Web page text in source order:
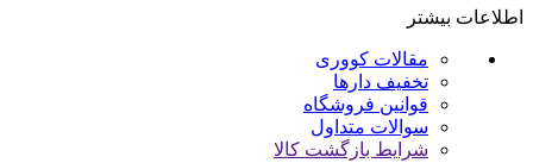
اطلاعات بیشتر
مقالات کووری
تخفیف دارها
قوانین فروشگاه
سوالات متداول
شرایط بازگشت کالا